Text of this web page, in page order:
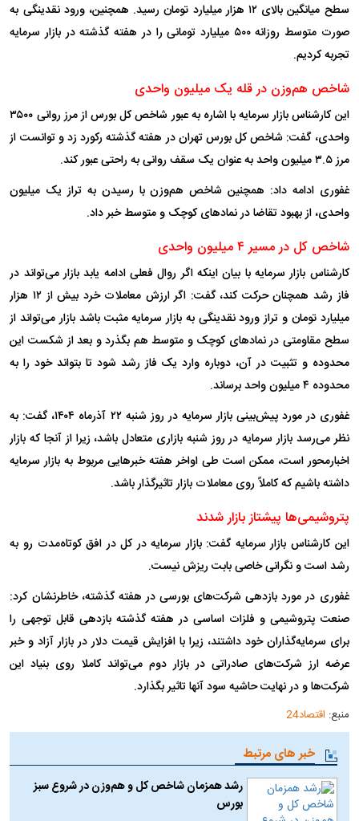
سطح میانگین بالای ۱۲ هزار میلیارد تومان رسید. همچنین، ورود نقدینگی به
صورت متوسط روزانه ۵۰۰ میلیارد تومانی را در هفته گذشته در بازار سرمایه
تجربه کردیم.
شاخص هم‌وزن در قله یک میلیون واحدی
این کارشناس بازار سرمایه با اشاره به عبور شاخص کل بورس از مرز روانی ۳۵۰۰
واحدی، گفت: شاخص کل بورس تهران در هفته گذشته رکورد زد و توانست از
مرز ۳.۵ میلیون واحد به عنوان یک سقف روانی به راحتی عبور کند.
غفوری ادامه داد: همچنین شاخص هم‌وزن با رسیدن به تراز یک میلیون
واحدی، از بهبود تقاضا در نماد‌های کوچک و متوسط خبر داد.
شاخص کل در مسیر ۴ میلیون واحدی
کارشناس بازار سرمایه با بیان اینکه اگر روال فعلی ادامه یابد بازار می‌تواند در
فاز رشد همچنان حرکت کند، گفت: اگر ارزش معاملات خرد بیش از ۱۲ هزار
میلیارد تومان و تراز ورود نقدینگی به بازار سرمایه مثبت باشد بازار می‌تواند از
سطح مقاومتی در نماد‌های کوچک و متوسط هم بگذرد و بعد از شکست این
محدوده و تثبیت در آن، دوباره وارد یک فاز رشد شود تا بتواند خود را به
محدوده ۴ میلیون واحد برساند.
غفوری در مورد پیش‌بینی بازار سرمایه در روز شنبه ۲۲ آذرماه ۱۴۰۴، گفت: به
نظر می‌رسد بازار سرمایه در روز شنبه بازاری متعادل باشد، زیرا از آنجا که بازار
اخبارمحور است، ممکن است طی اواخر هفته خبر‌هایی مربوط به بازار سرمایه
داشته باشیم که کاملاً روی معاملات بازار تاثیرگذار باشد.
پتروشیمی‌ها پیشتاز بازار شدند
این کارشناس بازار سرمایه گفت: بازار سرمایه در کل در افق کوتاه‌مدت رو به
رشد است و نگرانی خاصی بابت ریزش نیست.
غفوری در مورد بازدهی شرکت‌های بورسی در هفته گذشته، خاطرنشان کرد:
صنعت پتروشیمی و فلزات اساسی در هفته گذشته بازدهی قابل توجهی را
برای سرمایه‌گذاران خود داشتند، زیرا با افزایش قیمت دلار در بازار آزاد و خبر
عرضه ارز شرکت‌های صادراتی در بازار دوم می‌تواند کاملا روی بنیاد این
شرکت‌ها و در نهایت حاشیه سود آنها تاثیر بگذارد.
منبع: اقتصاد24
خبر های مرتبط
رشد همزمان شاخص کل و هم‌وزن در شروع سبز
بورس